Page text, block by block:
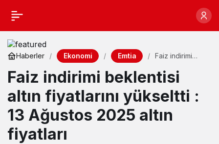
Haberler Ekonomi Emtia
Faiz indirimi
fiyatlarını
yükseltti : 13
Ağustos 2025
altın fiyatları
Faiz indirimi beklentisi
altın fiyatlarını yükseltti :
13 Ağustos 2025 altın
fiyatları